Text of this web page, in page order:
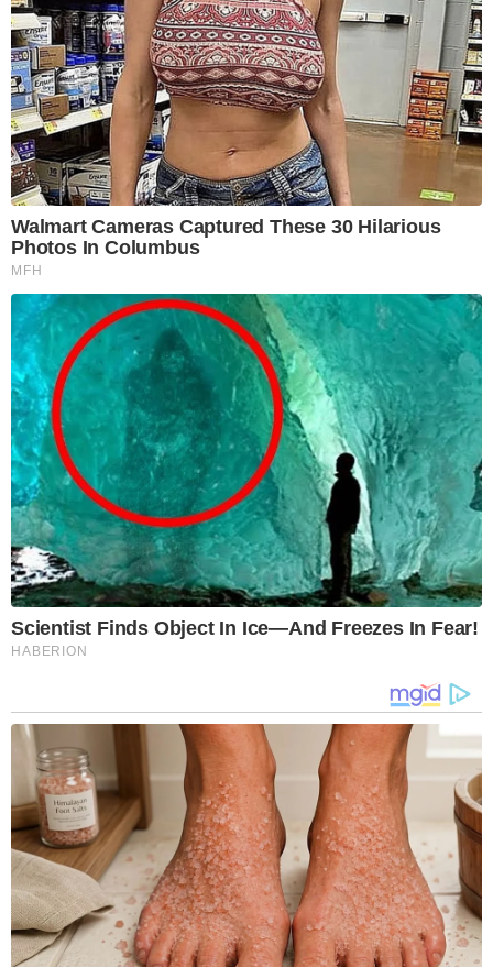
Walmart Cameras Captured These 30 Hilarious
Photos In Columbus
MFH
Scientist Finds Object In Ice—And Freezes In Fear!
HABERION